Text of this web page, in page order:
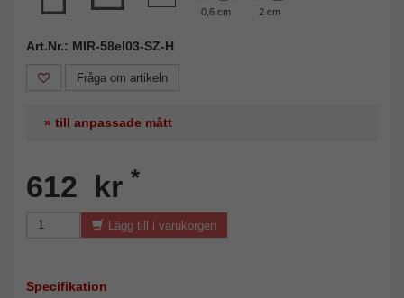
0,6 cm 2 cm
Art.Nr.: MIR-58el03-SZ-H
Fråga om artikeln
» till anpassade mått
612 kr *
Lägg till i varukorgen
Specifikation